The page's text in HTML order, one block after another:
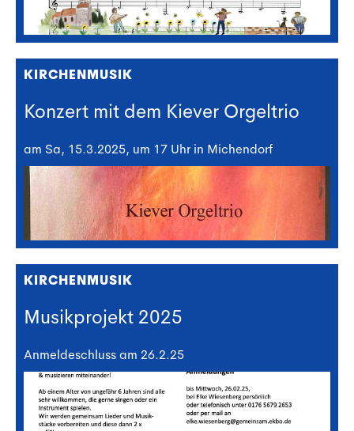
KIRCHENMUSIK
Konzert mit dem Kiever Orgeltrio
am Sa, 15.3.2025, um 17 Uhr in Michendorf
KIRCHENMUSIK
Musikprojekt 2025
Anmeldeschluss am 26.2.25